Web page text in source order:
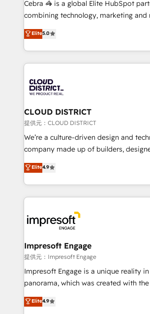
🏆 HubSpot Platform Migration Impact
Inbound Campaign of the Year 🏆 Gold
Award for Best Website 🌟
Cebra 🦓 is a global Elite HubSpot
combining technology, marketing and
expertise across Latin America and
Europe, with teams across 7 countries.
we combine local insight with
help businesses grow through
500+ HubSpot implementations,
end solutions that integrate CRM, AI
inbound and loop marketing, content,
creativity. Our multicultural team works
Portuguese, and English to design
that drive measurable growth. 🌎 Highlights: • 10+
Platform Migration Excellence. • Top 3
Year LATAM 2022, 2023, 2024, 2025. •
business with HubSpot? Let Cebra’s
you grow faster, smarter, and with
Elite5.0
CLOUD DISTRICT
提供元：CLOUD DISTRICT
We’re a culture-driven design and
company made up of builders,
thinkers. We blend strategy, design, and
development—always fueled by
ideas, opportunities, and challenges
experiences. To us, technology is
and—most importantly—simple. That’s
into bold ideas and shape them into
products and strategies that actually
difference.
Elite4.9
Impresoft Engage
提供元：Impresoft Engage
Impresoft Engage is a unique reality
panorama, which was created with
putting Customer Experience at the
creating digital environments capable
Elite4.9